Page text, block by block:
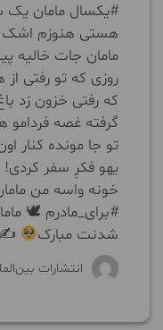
#یکسال مامان یک
هستی هنوزم اشک
مامان جات خالیه
روزی که تو رفتی از
که رفتی خزون زد
گرفته غصه فردامو
تو جا مونده کنار
یهو فکرِ سفر
خونه واسه من
#برای_مادرم 🕊
شدنت مبارک
✍
انتشارات